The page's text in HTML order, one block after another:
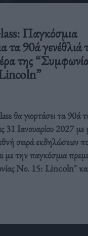
Παγκόσμια
τα 90ά γενέθλιά
της
θα γιορτάσει τα 90ά
31 Ιανουαρίου 2027 με
σειρά εκδηλώσεων
με την παγκόσμια
Νο. 15: Lincoln"